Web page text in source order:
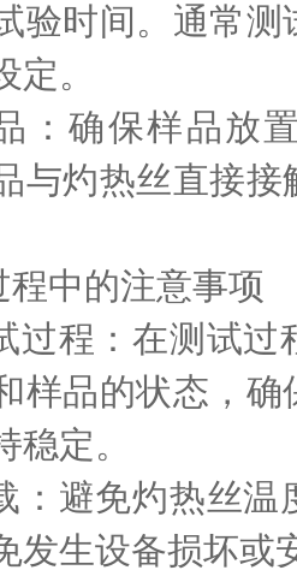
验时间。通常
定。
：确保样品放
与灼热丝直接
程中的注意事项
过程：在测试过
样品的状态，
稳定。
：避免灼热丝温
发生设备损坏